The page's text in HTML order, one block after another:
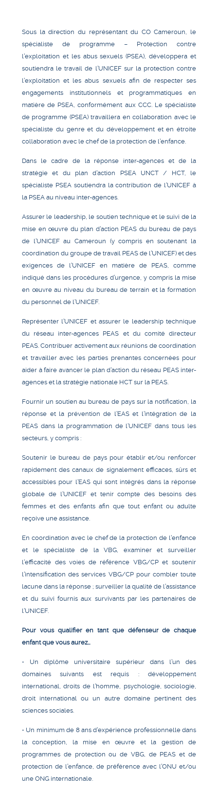
Sous la direction du représentant du CO Cameroun, le
spécialiste de programme – Protection contre
l’exploitation et les abus sexuels (PSEA), développera et
soutiendra le travail de l’UNICEF sur la protection contre
l’exploitation et les abus sexuels afin de respecter ses
engagements institutionnels et programmatiques en
matière de PSEA, conformément aux CCC. Le spécialiste
de programme (PSEA) travaillera en collaboration avec le
spécialiste du genre et du développement et en étroite
collaboration avec le chef de la protection de l’enfance.
Dans le cadre de la réponse inter-agences et de la
stratégie et du plan d’action PSEA UNCT / HCT, le
spécialiste PSEA soutiendra la contribution de l’UNICEF à
la PSEA au niveau inter-agences.
Assurer le leadership, le soutien technique et le suivi de la
mise en œuvre du plan d’action PEAS du bureau de pays
de l’UNICEF au Cameroun (y compris en soutenant la
coordination du groupe de travail PEAS de l’UNICEF) et des
exigences de l’UNICEF en matière de PEAS, comme
indiqué dans les procédures d’urgence, y compris la mise
en œuvre au niveau du bureau de terrain et la formation
du personnel de l’UNICEF.
Représenter l’UNICEF et assurer le leadership technique
du réseau inter-agences PEAS et du comité directeur
PEAS. Contribuer activement aux réunions de coordination
et travailler avec les parties prenantes concernées pour
aider à faire avancer le plan d’action du réseau PEAS inter-
agences et la stratégie nationale HCT sur la PEAS.
Fournir un soutien au bureau de pays sur la notification, la
réponse et la prévention de l’EAS et l’intégration de la
PEAS dans la programmation de l’UNICEF dans tous les
secteurs, y compris :
Soutenir le bureau de pays pour établir et/ou renforcer
rapidement des canaux de signalement efficaces, sûrs et
accessibles pour l’EAS qui sont intégrés dans la réponse
globale de l’UNICEF et tenir compte des besoins des
femmes et des enfants afin que tout enfant ou adulte
reçoive une assistance.
En coordination avec le chef de la protection de l’enfance
et le spécialiste de la VBG, examiner et surveiller
l’efficacité des voies de référence VBG/CP et soutenir
l’intensification des services VBG/CP pour combler toute
lacune dans la réponse ; surveiller la qualité de l’assistance
et du suivi fournis aux survivants par les partenaires de
l’UNICEF.
Pour vous qualifier en tant que défenseur de chaque
enfant que vous aurez…
• Un diplôme universitaire supérieur dans l’un des
domaines suivants est requis : développement
international, droits de l’homme, psychologie, sociologie,
droit international ou un autre domaine pertinent des
sciences sociales.
• Un minimum de 8 ans d’expérience professionnelle dans
la conception, la mise en œuvre et la gestion de
programmes de protection ou de VBG, de PEAS et de
protection de l’enfance, de préférence avec l’ONU et/ou
une ONG internationale.